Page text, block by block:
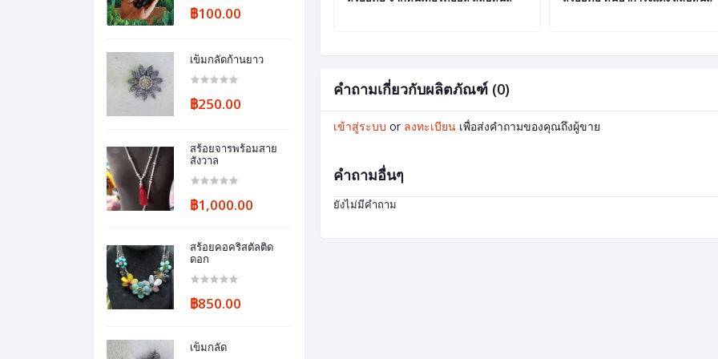
฿100.00
เข็มกลัดก้านยาว
฿250.00
สร้อยจารพร้อมสาย
สังวาล
฿1,000.00
สร้อยคอคริสตัลติด
ดอก
฿850.00
เข็มกลัด
คำถามเกี่ยวกับผลิตภัณฑ์ (0)
เข้าสู่ระบบ or ลงทะเบียน เพื่อส่งคำถามของคุณถึงผู้ขาย
คำถามอื่นๆ
ยังไม่มีคำถาม